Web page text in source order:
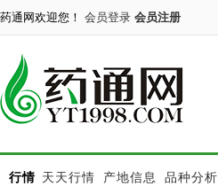
药通网欢迎您！ 会员登录 会员注册
行情 天天行情 产地信息
品种分析